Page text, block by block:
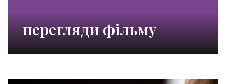
перегляди фільму